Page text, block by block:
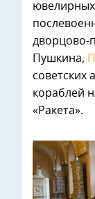
дворцово-
Пушкина,
советских
кораблей
«Ракета».